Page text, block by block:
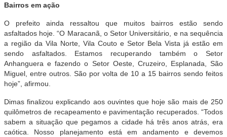
Bairros em ação
O prefeito ainda ressaltou que muitos bairros estão sendo
asfaltados hoje. “O Maracanã, o Setor Universitário, e na sequência
a região da Vila Norte, Vila Couto e Setor Bela Vista já estão em
sendo asfaltados. Estamos recuperando também o Setor
Anhanguera e fazendo o Setor Oeste, Cruzeiro, Esplanada, São
Miguel, entre outros. São por volta de 10 a 15 bairros sendo feitos
hoje”, afirmou.
Dimas finalizou explicando aos ouvintes que hoje são mais de 250
quilômetros de recapeamento e pavimentação recuperados. “Todos
sabem a situação que pegamos a cidade há três anos atrás, era
caótica. Nosso planejamento está em andamento e devemos